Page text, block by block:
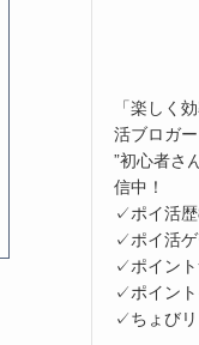
「楽しく
活ブロガー
”初心者さ
信中！
✓ポイ活
✓ポイ活
✓ポイン
✓ポイン
✓ちょび